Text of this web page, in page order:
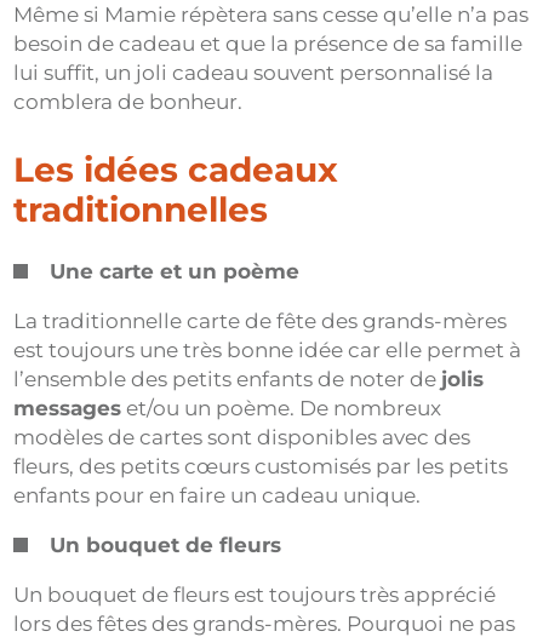
Même si Mamie répètera sans cesse qu’elle n’a pas
besoin de cadeau et que la présence de sa famille
lui suffit, un joli cadeau souvent personnalisé la
comblera de bonheur.
Les idées cadeaux
traditionnelles
Une carte et un poème
La traditionnelle carte de fête des grands-mères
est toujours une très bonne idée car elle permet à
l’ensemble des petits enfants de noter de jolis
messages et/ou un poème. De nombreux
modèles de cartes sont disponibles avec des
fleurs, des petits cœurs customisés par les petits
enfants pour en faire un cadeau unique.
Un bouquet de fleurs
Un bouquet de fleurs est toujours très apprécié
lors des fêtes des grands-mères. Pourquoi ne pas